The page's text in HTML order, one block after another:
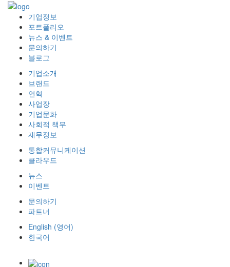
기업정보
포트폴리오
뉴스 & 이벤트
문의하기
블로그
기업소개
브랜드
연혁
사업장
기업문화
사회적 책무
재무정보
통합커뮤니케이션
클라우드
뉴스
이벤트
문의하기
파트너
English (영어)
한국어